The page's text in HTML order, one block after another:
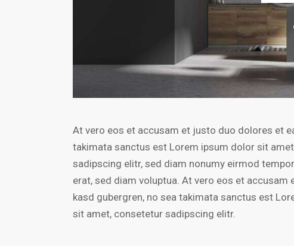
At vero eos et accusam et justo duo dolores et
takimata sanctus est Lorem ipsum dolor sit
sadipscing elitr, sed diam nonumy eirmod
erat, sed diam voluptua. At vero eos et
kasd gubergren, no sea takimata sanctus est
sit amet, consetetur sadipscing elitr.